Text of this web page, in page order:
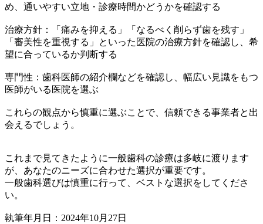
め、通いやすい立地・診療時間かどうかを確認する
治療方針：「痛みを抑える」「なるべく削らず歯を残す」
「審美性を重視する」といった医院の治療方針を確認し、希
望に合っているか判断する
専門性：歯科医師の紹介欄などを確認し、幅広い見識をもつ
医師がいる医院を選ぶ
これらの観点から慎重に選ぶことで、信頼できる事業者と出
会えるでしょう。
これまで見てきたように一般歯科の診療は多岐に渡ります
が、あなたのニーズに合わせた選択が重要です。
一般歯科選びは慎重に行って、ベストな選択をしてくださ
い。
執筆年月日：2024年10月27日